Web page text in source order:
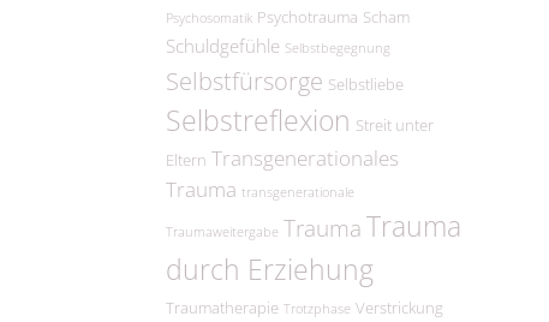
Psychosomatik Psychotrauma Scham
Schuldgefühle Selbstbegegnung
Selbstfürsorge Selbstliebe
Selbstreflexion Streit unter
Eltern Transgenerationales
Trauma transgenerationale
Traumaweitergabe TraumaTrauma
durch Erziehung
Traumatherapie Trotzphase Verstrickung